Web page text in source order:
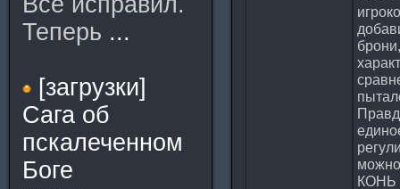
Теперь ...
[загрузки]
Сага об
пскалеченном
Боге
КОНЬ